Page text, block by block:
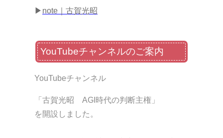
▶ note｜古賀光昭
YouTubeチャンネルのご案内
YouTubeチャンネル
「古賀光昭 AGI時代の判断主権」
を開設しました。